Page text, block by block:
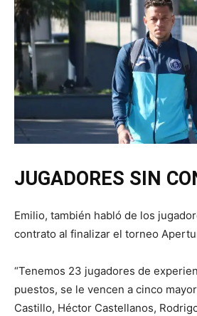
JUGADORES SIN
Emilio, también habló de los
contrato al finalizar el torneo
“Tenemos 23 jugadores de
puestos, se le vencen a cinco
Castillo, Héctor Castellanos,